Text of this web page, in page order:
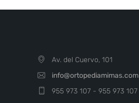
Av. del Cuervo, 101
info@ortopediamimas.com
955 973 107 - 955 973 107